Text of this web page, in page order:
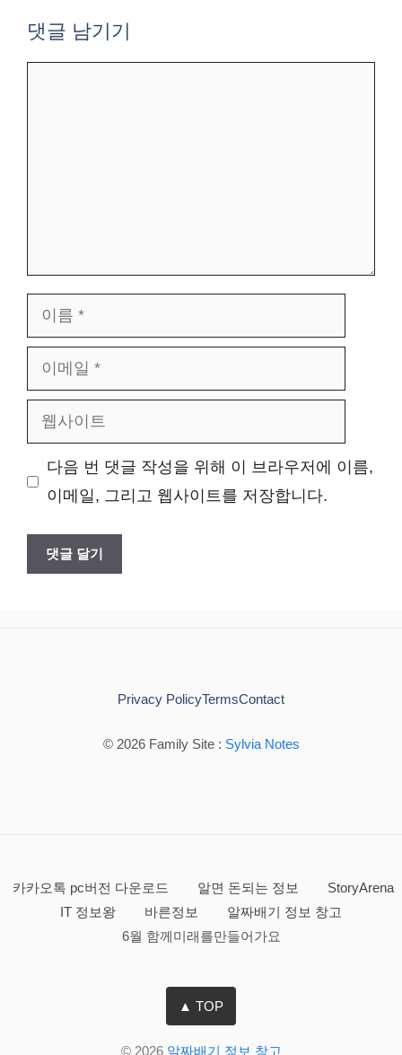
댓글 남기기
름
메
사
다음 번 댓글 작성을 위해 이 브라우저에 이름,
이메일, 그리고 웹사이트를 저장합니다.
© 2026 Family Site : Sylvia Notes
Privacy PolicyTermsContact
카카오톡 pc버전 다운로드 알면 돈되는 정보
StoryArena
IT 정보왕
바른정보
알짜배기 정보 창고
6월 함께미래를만들어가요
▲ TOP
© 2026 알짜배기 정보 창고